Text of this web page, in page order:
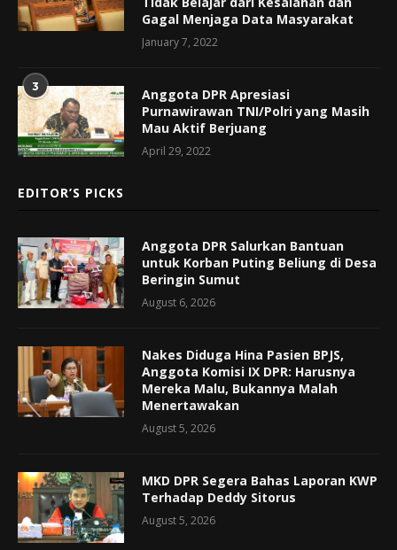
Gagal Menjaga Data Masyarakat
January 7, 2022
3
Anggota DPR Apresiasi
Purnawirawan TNI/Polri yang Masih
Mau Aktif Berjuang
April 29, 2022
EDITOR’S PICKS
Anggota DPR Salurkan Bantuan
untuk Korban Puting Beliung di Desa
Beringin Sumut
August 6, 2026
Nakes Diduga Hina Pasien BPJS,
Anggota Komisi IX DPR: Harusnya
Mereka Malu, Bukannya Malah
Menertawakan
August 5, 2026
MKD DPR Segera Bahas Laporan KWP
Terhadap Deddy Sitorus
August 5, 2026